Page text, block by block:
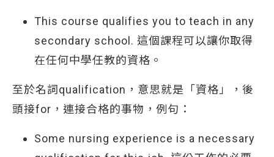
This course qualifies you to teach in any
secondary school. 這個課程可以讓你取得
在任何中學任教的資格。
至於名詞qualification，意思就是「資格」，後
頭接for，連接合格的事物，例句：
Some nursing experience is a necessary